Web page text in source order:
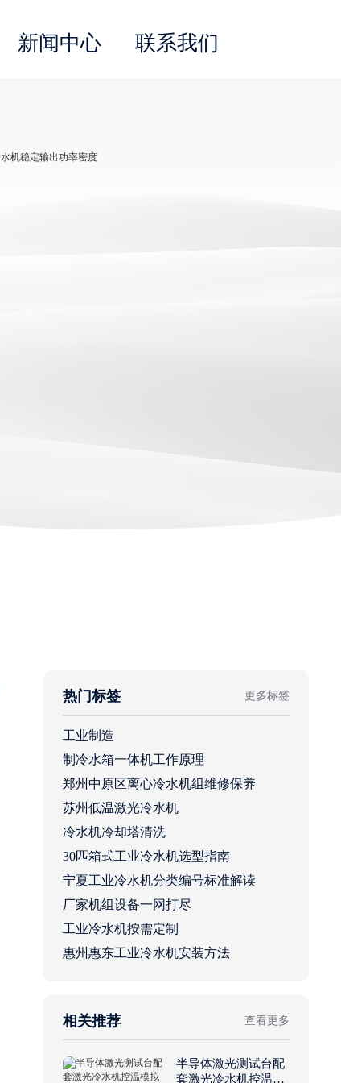
新闻中心 联系我们
热门标签 更多标签
工业制造
制冷水箱一体机工作原理
郑州中原区离心冷水机组维修保养
苏州低温激光冷水机
冷水机冷却塔清洗
30匹箱式工业冷水机选型指南
宁夏工业冷水机分类编号标准解读
厂家机组设备一网打尽
工业冷水机按需定制
惠州惠东工业冷水机安装方法
相关推荐 查看更多
半导体激光测试台配
套激光冷水机控温模